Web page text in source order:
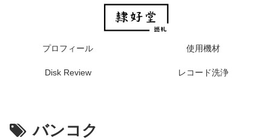
プロフィール 使用機材
Disk Review レコード洗浄
バンコク